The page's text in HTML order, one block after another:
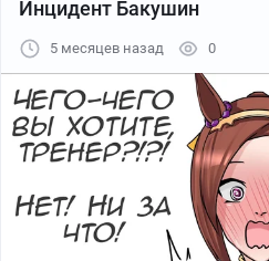
Больше переводовтут
Инцидент Бакушин
5 месяцев назад 0